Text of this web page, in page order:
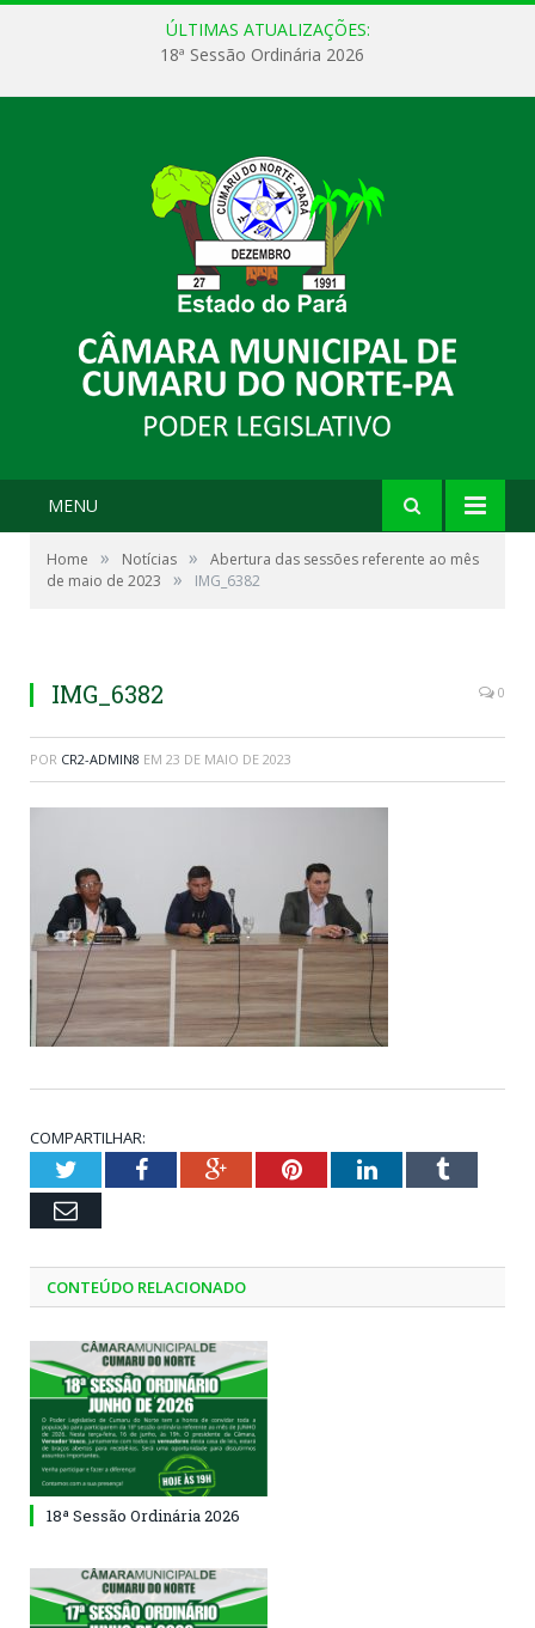
ÚLTIMAS ATUALIZAÇÕES:
18ª Sessão Ordinária 2026
MENU
Home » Notícias »
Abertura das sessões referente ao mês
de maio de 2023
» IMG_6382
IMG_6382 0
POR CR2-ADMIN8 EM 23 DE MAIO DE 2023
COMPARTILHAR:
TwitterFacebookGoogle+PinterestLinkedInTumblr
Email
CONTEÚDO RELACIONADO
18ª Sessão Ordinária 2026